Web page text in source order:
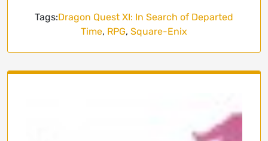
Tags:Dragon Quest XI: In Search of Departed
Time, RPG, Square-Enix